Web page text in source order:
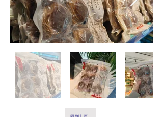
回到上頁